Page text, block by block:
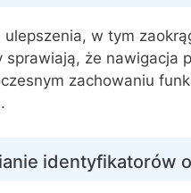
w tym
sprawiają, że nawigacja
zachowaniu
identyfikatorów